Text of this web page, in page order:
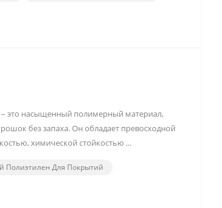
это насыщенный полимерный материал,
без запаха. Он обладает превосходной
химической стойкостью ...
Полиэтилен Для Покрытий